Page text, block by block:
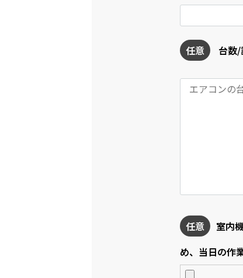
任意 台数
任意
室内
め、当日の作